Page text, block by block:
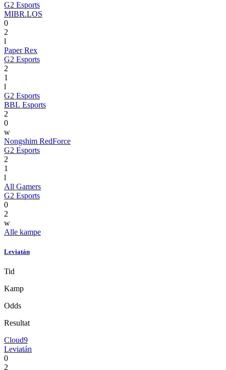
G2 Esports
MIBR.LOS
0
2
l
Paper Rex
G2 Esports
2
1
l
G2 Esports
BBL Esports
2
0
w
Nongshim RedForce
G2 Esports
2
1
l
All Gamers
G2 Esports
0
2
w
Alle kampe
Leviatán
Tid
Kamp
Odds
Resultat
Cloud9
Leviatán
0
2